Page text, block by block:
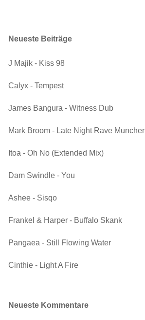
Neueste Beiträge
J Majik - Kiss 98
Calyx - Tempest
James Bangura - Witness Dub
Mark Broom - Late Night Rave Muncher
Itoa - Oh No (Extended Mix)
Dam Swindle - You
Ashee - Sisqo
Frankel & Harper - Buffalo Skank
Pangaea - Still Flowing Water
Cinthie - Light A Fire
Neueste Kommentare